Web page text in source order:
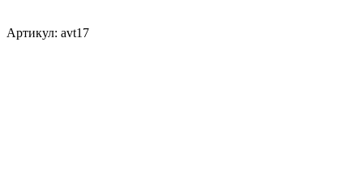
Артикул: avt17